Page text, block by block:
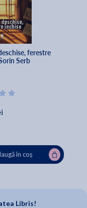
ferestre
Serb
în coș
Libris!